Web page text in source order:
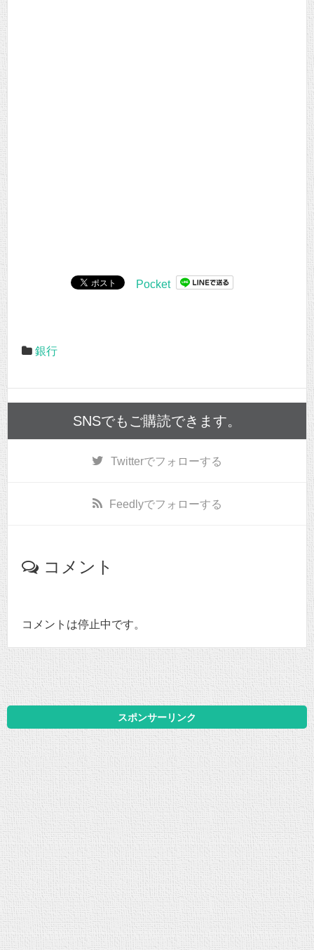
Pocket
銀行
SNSでもご購読できます。
Twitterでフォローする
Feedlyでフォローする
コメント
コメントは停止中です。
スポンサーリンク